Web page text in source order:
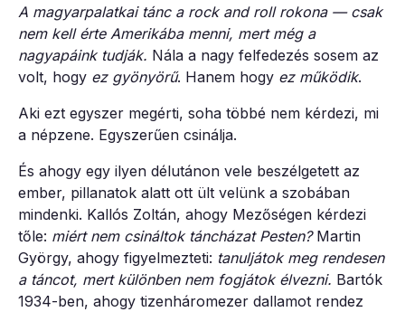
A magyarpalatkai tánc a rock and roll rokona — csak
nem kell érte Amerikába menni, mert még a
nagyapáink tudják. Nála a nagy felfedezés sosem az
volt, hogy ez gyönyörű. Hanem hogy ez működik.
Aki ezt egyszer megérti, soha többé nem kérdezi, mi
a népzene. Egyszerűen csinálja.
És ahogy egy ilyen délutánon vele beszélgetett az
ember, pillanatok alatt ott ült velünk a szobában
mindenki. Kallós Zoltán, ahogy Mezőségen kérdezi
tőle: miért nem csináltok táncházat Pesten?Martin
György, ahogy figyelmezteti: tanuljátok meg rendesen
a táncot, mert különben nem fogjátok élvezni. Bartók
1934-ben, ahogy tizenháromezer dallamot rendez